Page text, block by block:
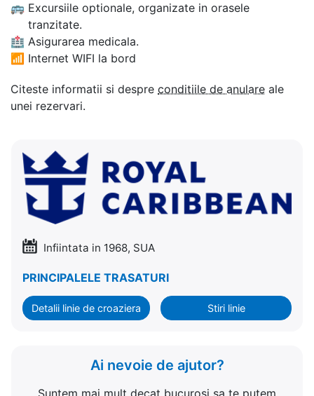
🚌 Excursiile optionale, organizate in orasele
tranzitate.
🏥 Asigurarea medicala.
📶 Internet WIFI la bord
Citeste informatii si despre conditiile de anulare ale
unei rezervari.
Infiintata in 1968, SUA
PRINCIPALELE TRASATURI
Detalii linie de croaziera Stiri linie
Ai nevoie de ajutor?